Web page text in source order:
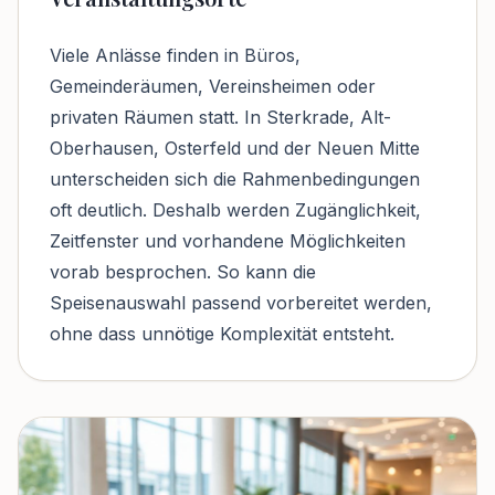
Viele Anlässe finden in Büros,
Gemeinderäumen, Vereinsheimen oder
privaten Räumen statt. In Sterkrade, Alt-
Oberhausen, Osterfeld und der Neuen Mitte
unterscheiden sich die Rahmenbedingungen
oft deutlich. Deshalb werden Zugänglichkeit,
Zeitfenster und vorhandene Möglichkeiten
vorab besprochen. So kann die
Speisenauswahl passend vorbereitet werden,
ohne dass unnötige Komplexität entsteht.